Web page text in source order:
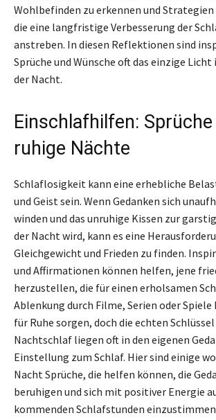
Wohlbefinden zu erkennen und
die eine langfristige Verbesserung der
anstreben. In diesen Reflektionen sind
Sprüche und Wünsche oft das einzige
der Nacht.
Einschlafhilfen:
ruhige Nächte
Schlaflosigkeit kann eine erhebliche
und Geist sein. Wenn Gedanken sich
winden und das unruhige Kissen zur
der Nacht wird, kann es eine
Gleichgewicht und Frieden zu finden.
und Affirmationen können helfen, jene
herzustellen, die für einen erholsamen
Ablenkung durch Filme, Serien oder
für Ruhe sorgen, doch die echten
Nachtschlaf liegen oft in den eigenen
Einstellung zum Schlaf. Hier sind einige
Nacht Sprüche, die helfen können, die
beruhigen und sich mit positiver Energie
kommenden Schlafstunden